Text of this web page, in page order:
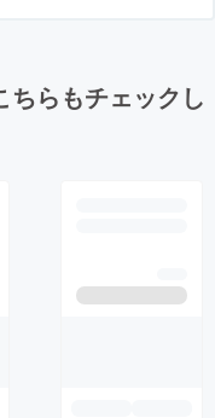
ちらもチェックし